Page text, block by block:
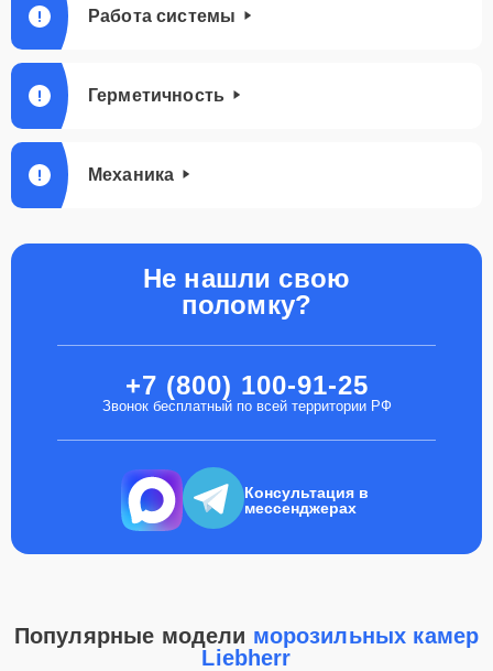
Работа системы
Герметичность
Механика
Не нашли свою
поломку?
+7 (800) 100-91-25
Звонок бесплатный по всей территории РФ
Консультация в
мессенджерах
Популярные модели морозильных камер
Liebherr